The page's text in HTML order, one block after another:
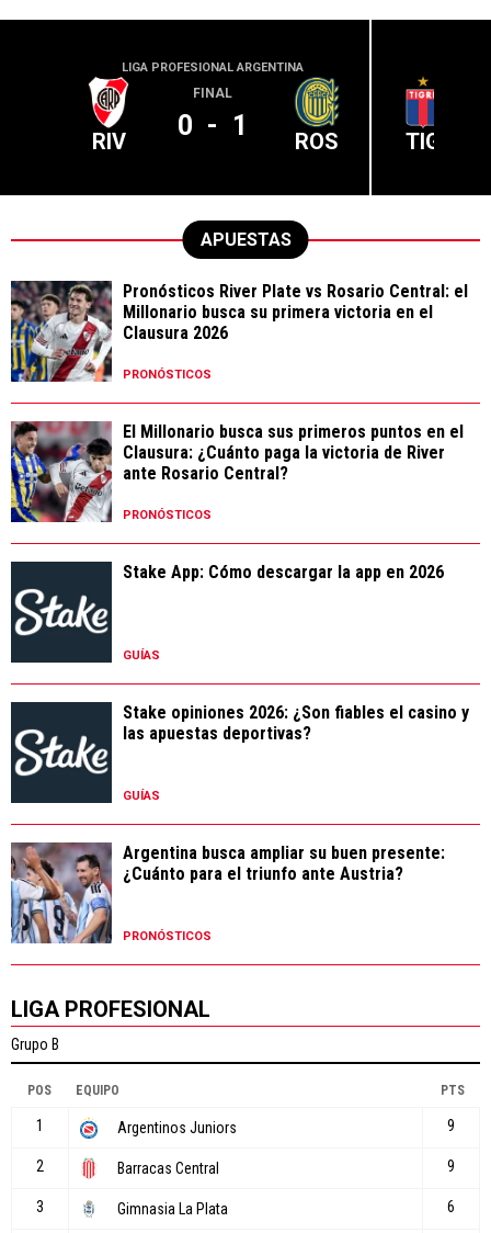
LIGA PROFESIONAL ARGENTINA
RIV
FINAL
0 - 1 ROS TIG
APUESTAS
Pronósticos River Plate vs Rosario Central: el
Millonario busca su primera victoria en el
Clausura 2026
PRONÓSTICOS
El Millonario busca sus primeros puntos en el
Clausura: ¿Cuánto paga la victoria de River
ante Rosario Central?
PRONÓSTICOS
Stake App: Cómo descargar la app en 2026
GUÍAS
Stake opiniones 2026: ¿Son fiables el casino y
las apuestas deportivas?
GUÍAS
Argentina busca ampliar su buen presente:
¿Cuánto para el triunfo ante Austria?
PRONÓSTICOS
LIGA PROFESIONAL